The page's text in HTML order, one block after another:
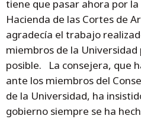
tiene que pasar ahora por la
Hacienda de las Cortes de
agradecía el trabajo
miembros de la
posible. La consejera, que
ante los miembros del
de la Universidad, ha
gobierno siempre se ha